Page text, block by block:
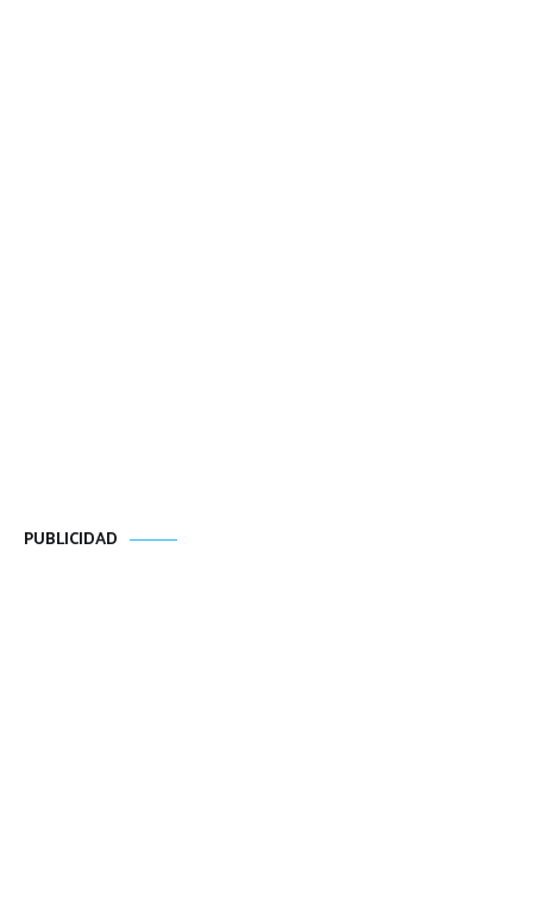
PUBLICIDAD